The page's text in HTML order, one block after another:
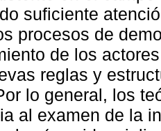
suficiente
procesos de
de los
reglas y
lo general, los
al examen de la